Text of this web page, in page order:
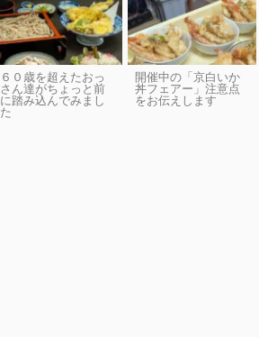
６０歳を超えたおっ
さん達がちょっと前
に踏み込んでみまし
た
開催中の「京白いか
丼フェアー」注意点
をお伝えします